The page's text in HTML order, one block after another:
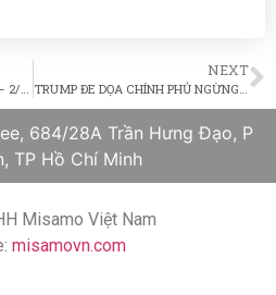
NEXT
684/28A Trần Hưng Đạo, P
TP Hồ Chí Minh
Misamo Việt Nam
misamovn.com